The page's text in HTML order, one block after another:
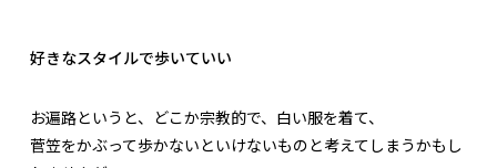
好きなスタイルで歩いていい
お遍路というと、どこか宗教的で、白い服を着て、
菅笠をかぶって歩かないといけないものと考えてしまうかもし